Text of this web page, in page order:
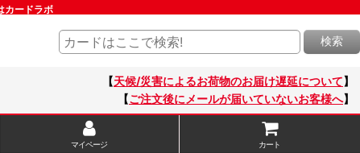
カードラボ
検索
【天候/災害によるお荷物のお届け遅延について】
【ご注文後にメールが届いていないお客様へ】
マイページ カート